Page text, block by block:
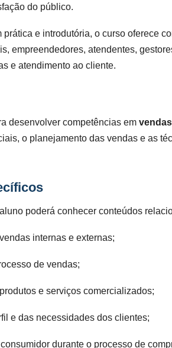
do público.
prática e introdutória, o curso oferece
empreendedores, atendentes,
e atendimento ao cliente.
desenvolver competências em vendas
o planejamento das vendas e as
poderá conhecer conteúdos
internas e externas;
de vendas;
e serviços comercializados;
e das necessidades dos clientes;
durante o processo de